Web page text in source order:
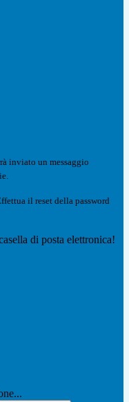
inviato un messaggio
il reset della password
di posta elettronica!